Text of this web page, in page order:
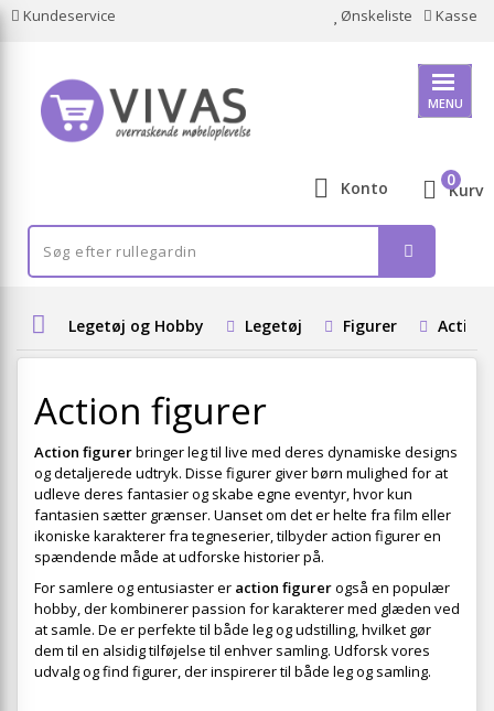
Kundeservice Ønskeliste Kasse
MENU
Konto Kurv
0
Legetøj og Hobby Legetøj Figurer Action
Action figurer
Action figurerbringer leg til live med deres dynamiske designs
og detaljerede udtryk. Disse figurer giver børn mulighed for at
udleve deres fantasier og skabe egne eventyr, hvor kun
fantasien sætter grænser. Uanset om det er helte fra film eller
ikoniske karakterer fra tegneserier, tilbyder action figurer en
spændende måde at udforske historier på.
For samlere og entusiaster er action figurerogså en populær
hobby, der kombinerer passion for karakterer med glæden ved
at samle. De er perfekte til både leg og udstilling, hvilket gør
dem til en alsidig tilføjelse til enhver samling. Udforsk vores
udvalg og find figurer, der inspirerer til både leg og samling.